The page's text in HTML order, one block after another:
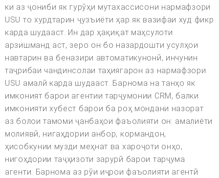
ки аз ҷониби як гурӯҳи мутахассисони нармафзори
USU то хурдтарин ҷузъиёти ҳар як вазифаи худ фикр
карда шудааст. Ин дар ҳақиқат маҳсулоти
арзишманд аст, зеро он бо назардошти усулҳои
навтарин ва беназири автоматикунонӣ, инчунин
таҷрибаи чандинсолаи таҳиягарон аз нармафзори
USU амалӣ карда шудааст. Барнома на танҳо як
имконият барои агентии тарҷумонии CRM, балки
имконияти хубест барои ба роҳ мондани назорат
аз болои тамоми ҷанбаҳои фаъолияти он: амалиёти
молиявӣ, нигаҳдории анбор, кормандон,
ҳисобкунии музди меҳнат ва хароҷоти онҳо,
нигоҳдории таҷҳизоти зарурӣ барои тарҷума
агенти. Барнома аз рӯи иҷрои фаъолияти агентӣ